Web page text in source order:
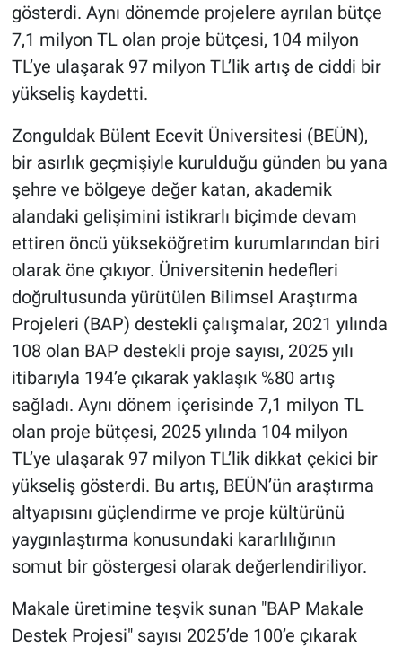
gösterdi. Aynı dönemde projelere ayrılan bütçe
7,1 milyon TL olan proje bütçesi, 104 milyon
TL’ye ulaşarak 97 milyon TL’lik artış de ciddi bir
yükseliş kaydetti.
Zonguldak Bülent Ecevit Üniversitesi (BEÜN),
bir asırlık geçmişiyle kurulduğu günden bu yana
şehre ve bölgeye değer katan, akademik
alandaki gelişimini istikrarlı biçimde devam
ettiren öncü yükseköğretim kurumlarından biri
olarak öne çıkıyor. Üniversitenin hedefleri
doğrultusunda yürütülen Bilimsel Araştırma
Projeleri (BAP) destekli çalışmalar, 2021 yılında
108 olan BAP destekli proje sayısı, 2025 yılı
itibarıyla 194’e çıkarak yaklaşık %80 artış
sağladı. Aynı dönem içerisinde 7,1 milyon TL
olan proje bütçesi, 2025 yılında 104 milyon
TL’ye ulaşarak 97 milyon TL’lik dikkat çekici bir
yükseliş gösterdi. Bu artış, BEÜN’ün araştırma
altyapısını güçlendirme ve proje kültürünü
yaygınlaştırma konusundaki kararlılığının
somut bir göstergesi olarak değerlendiriliyor.
Makale üretimine teşvik sunan "BAP Makale
Destek Projesi" sayısı 2025’de 100’e çıkarak